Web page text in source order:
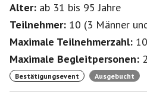
Alter: ab 31 bis 95Jahre
Teilnehmer: 10 (3 Männer
Maximale Teilnehmerzahl: 10
Maximale Begleitpersonen: 2
Bestätigungsevent Ausgebucht